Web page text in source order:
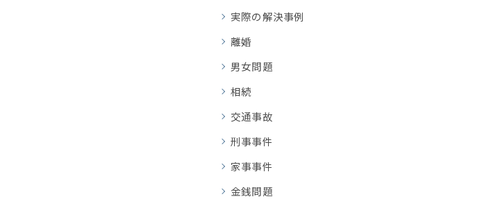
実際の解決事例
離婚
男女問題
相続
交通事故
刑事事件
家事事件
金銭問題